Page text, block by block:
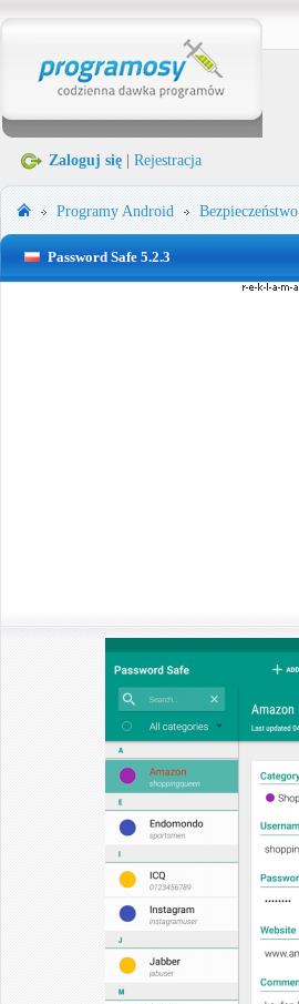
Zaloguj się Rejestracja
ProgramyAndroid Bezpieczeństwo
Password Safe 5.2.3